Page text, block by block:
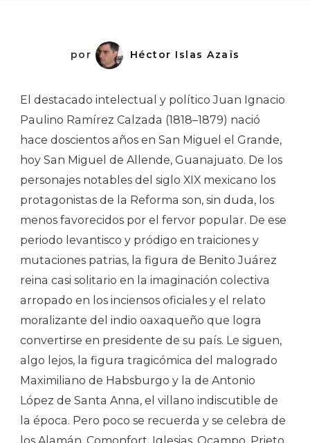
por Héctor Islas Azaïs
El destacado intelectual y político Juan Ignacio
Paulino Ramírez Calzada (1818–1879) nació
hace doscientos años en San Miguel el Grande,
hoy San Miguel de Allende, Guanajuato. De los
personajes notables del siglo XIX mexicano los
protagonistas de la Reforma son, sin duda, los
menos favorecidos por el fervor popular. De ese
periodo levantisco y pródigo en traiciones y
mutaciones patrias, la figura de Benito Juárez
reina casi solitario en la imaginación colectiva
arropado en los inciensos oficiales y el relato
moralizante del indio oaxaqueño que logra
convertirse en presidente de su país. Le siguen,
algo lejos, la figura tragicómica del malogrado
Maximiliano de Habsburgo y la de Antonio
López de Santa Anna, el villano indiscutible de
la época. Pero poco se recuerda y se celebra de